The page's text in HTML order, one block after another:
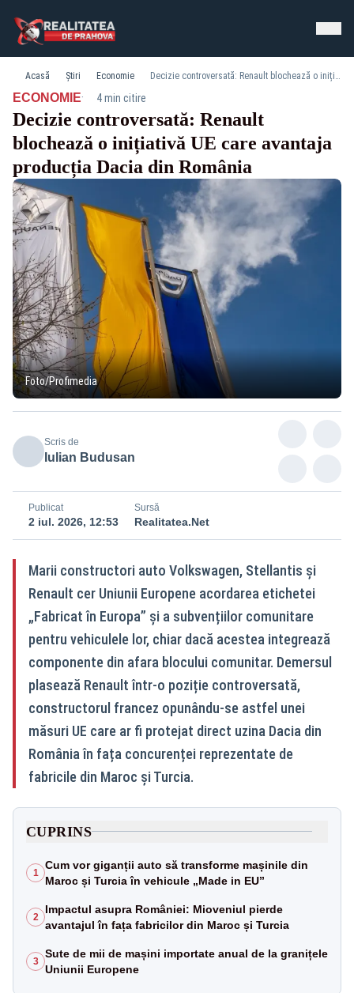
Acasă Știri Economie Decizie controversată: Renault blochează o inițiativă UE care avantaja producția Dacia din România
ECONOMIE· 4 min citire
Decizie controversată: Renault
blochează o inițiativă UE care avantaja
producția Dacia din România
Foto/Profimedia
Scris de
Iulian Budusan
Publicat
2 iul. 2026, 12:53
Sursă
Realitatea.Net
Marii constructori auto Volkswagen, Stellantis și
Renault cer Uniunii Europene acordarea etichetei
„Fabricat în Europa” și a subvențiilor comunitare
pentru vehiculele lor, chiar dacă acestea integrează
componente din afara blocului comunitar. Demersul
plasează Renault într-o poziție controversată,
constructorul francez opunându-se astfel unei
măsuri UE care ar fi protejat direct uzina Dacia din
România în fața concurenței reprezentate de
fabricile din Maroc și Turcia.
CUPRINS
1
Cum vor giganții auto să transforme mașinile din
Maroc și Turcia în vehicule „Made in EU”
2
Impactul asupra României: Mioveniul pierde
avantajul în fața fabricilor din Maroc și Turcia
3
Sute de mii de mașini importate anual de la granițele
Uniunii Europene